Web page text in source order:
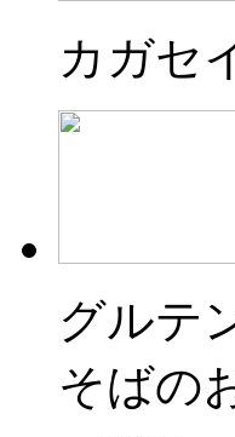
カガセ
グルテ
そばの